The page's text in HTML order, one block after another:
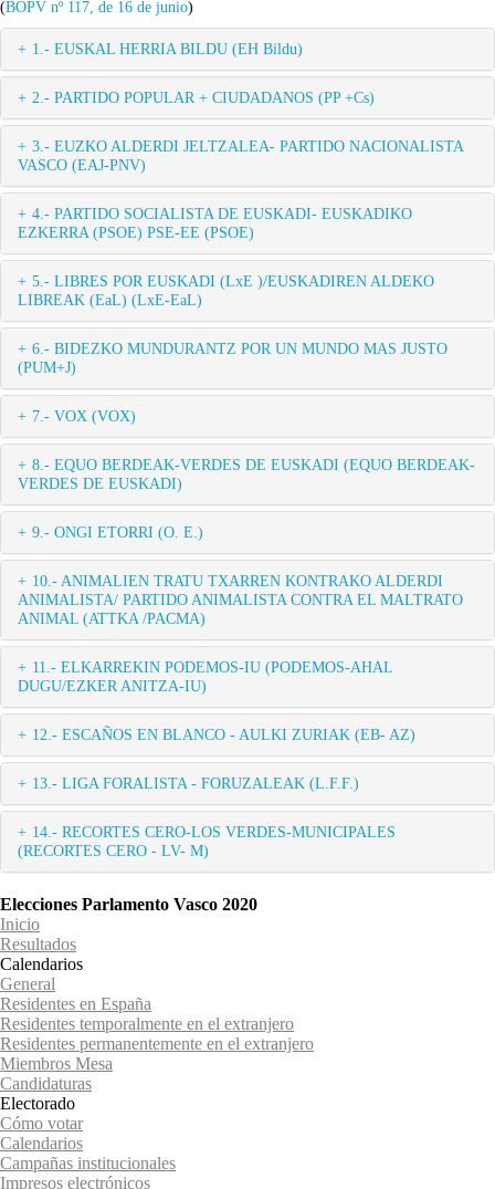
(BOPV nº 117, de 16 de junio)
1.- EUSKAL HERRIA BILDU (EH Bildu)
2.- PARTIDO POPULAR + CIUDADANOS (PP +Cs)
3.- EUZKO ALDERDI JELTZALEA- PARTIDO NACIONALISTA
VASCO (EAJ-PNV)
4.- PARTIDO SOCIALISTA DE EUSKADI- EUSKADIKO
EZKERRA (PSOE) PSE-EE (PSOE)
5.- LIBRES POR EUSKADI (LxE )/EUSKADIREN ALDEKO
LIBREAK (EaL) (LxE-EaL)
6.- BIDEZKO MUNDURANTZ POR UN MUNDO MAS JUSTO
(PUM+J)
7.- VOX (VOX)
8.- EQUO BERDEAK-VERDES DE EUSKADI (EQUO BERDEAK-
VERDES DE EUSKADI)
9.- ONGI ETORRI (O. E.)
10.- ANIMALIEN TRATU TXARREN KONTRAKO ALDERDI
ANIMALISTA/ PARTIDO ANIMALISTA CONTRA EL MALTRATO
ANIMAL (ATTKA /PACMA)
11.- ELKARREKIN PODEMOS-IU (PODEMOS-AHAL
DUGU/EZKER ANITZA-IU)
12.- ESCAÑOS EN BLANCO - AULKI ZURIAK (EB- AZ)
13.- LIGA FORALISTA - FORUZALEAK (L.F.F.)
14.- RECORTES CERO-LOS VERDES-MUNICIPALES
(RECORTES CERO - LV- M)
Elecciones Parlamento Vasco 2020
Inicio
Resultados
Calendarios
General
Residentes en España
Residentes temporalmente en el extranjero
Residentes permanentemente en el extranjero
Miembros Mesa
Candidaturas
Electorado
Cómo votar
Calendarios
Campañas institucionales
Impresos electrónicos